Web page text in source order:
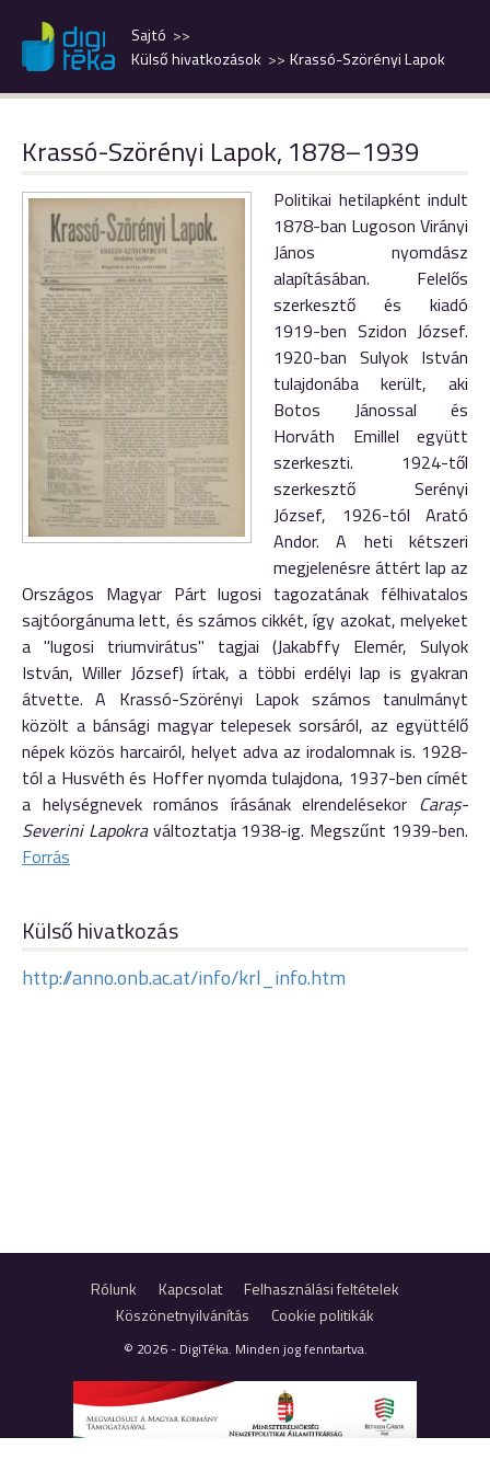
Krassó-Szörényi Lapok
Külső hivatkozások
Sajtó
Krassó-Szörényi Lapok, 1878–1939
Politikai hetilapként indult
1878-ban Lugoson Virányi
János nyomdász
alapításában. Felelős
szerkesztő és kiadó
1919-ben Szidon József.
1920-ban Sulyok István
tulajdonába került, aki
Botos Jánossal és
Horváth Emillel együtt
szerkeszti. 1924-től
szerkesztő Serényi
József, 1926-tól Arató
Andor. A heti kétszeri
megjelenésre áttért lap az
Országos Magyar Párt lugosi tagozatának félhivatalos
sajtóorgánuma lett, és számos cikkét, így azokat, melyeket
a "lugosi triumvirátus" tagjai (Jakabffy Elemér, Sulyok
István, Willer József) írtak, a többi erdélyi lap is gyakran
átvette. A Krassó-Szörényi Lapok számos tanulmányt
közölt a bánsági magyar telepesek sorsáról, az együttélő
népek közös harcairól, helyet adva az irodalomnak is. 1928-
tól a Husvéth és Hoffer nyomda tulajdona, 1937-ben címét
a helységnevek romános írásának elrendelésekor Caraş-
Severini Lapokraváltoztatja 1938-ig. Megszűnt 1939-ben.
Forrás
Külső hivatkozás
http://anno.onb.ac.at/info/krl_info.htm
Rólunk Kapcsolat
Felhasználási feltételek
Köszönetnyilvánítás
Cookie politikák
© 2026 - DigiTéka. Minden jog fenntartva.